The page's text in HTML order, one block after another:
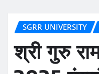
SGRR UNIVERSITY
श्री गुरु